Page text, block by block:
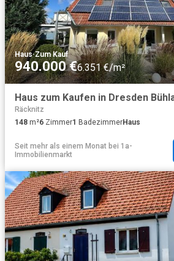
Haus·Zum Kauf
940.000 €6.351 €/m²
Räcknitz
148 m²6 Zimmer1 BadezimmerHaus
Seit mehr als einem Monat bei 1a-
Immobilienmarkt